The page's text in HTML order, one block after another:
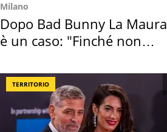
Milano
Dopo Bad Bunny La Maura
è un caso: "Finché non
TERRITORIO